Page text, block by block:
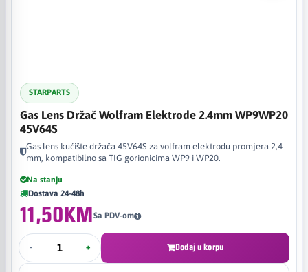
STARPARTS
Gas Lens Držač Wolfram Elektrode 2.4mm WP9WP20
45V64S
Gas lens kućište držača 45V64S za volfram elektrodu promjera 2,4
mm, kompatibilno sa TIG gorionicima WP9 i WP20.
Na stanju
Dostava 24-48h
11,50KMSa PDV-om
- + Dodaj u korpu